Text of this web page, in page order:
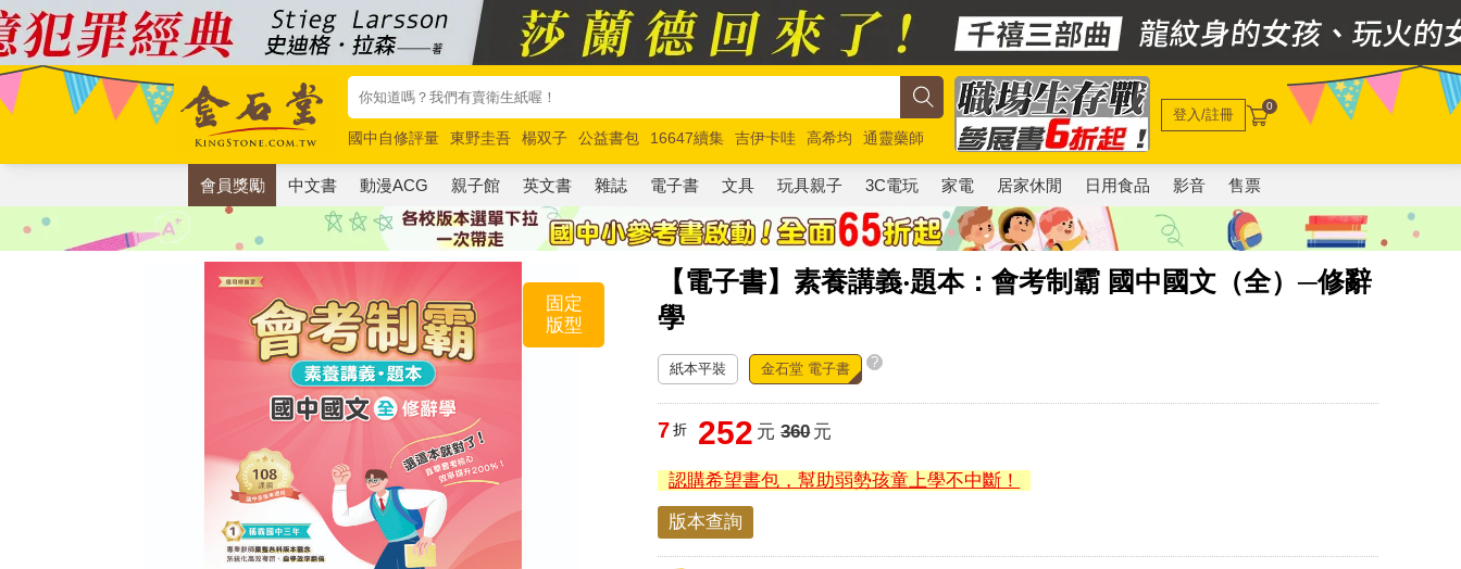
國中自修評量 東野圭吾 楊双子 公益書包 16647續集 吉伊卡哇 高希均
通靈藥師
唯紅花綻放
奧德賽 路邊攤新作 馬斯克 玩具總動員5 超慢跑
登入/註冊 0
會員獎勵 中文書 動漫ACG 親子館 英文書 雜誌 電子書 文具 玩具親子 3C電玩 家電 居家休閒 日用食品 影音 售票
【電子書】素養講義‧題本：會考制霸 國中國文（全）─修辭
學
固定
版型
紙本平裝 金石堂 電子書 ?
7 折 252 元 360元
認購希望書包，幫助弱勢孩童上學不中斷！
版本查詢